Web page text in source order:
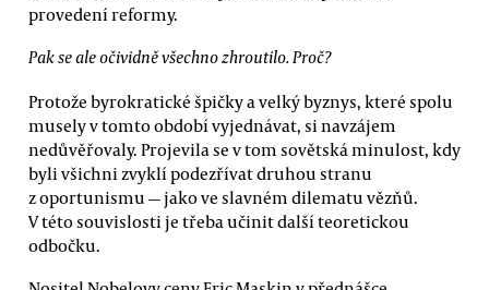
provedení reformy.
Pak se ale očividně všechno zhroutilo. Proč?
Protože byrokratické špičky a velký byznys, které spolu
musely v tomto období vyjednávat, si navzájem
nedůvěřovaly. Projevila se v tom sovětská minulost, kdy
byli všichni zvyklí podezřívat druhou stranu
z oportunismu — jako ve slavném dilematu vězňů.
V této souvislosti je třeba učinit další teoretickou
odbočku.